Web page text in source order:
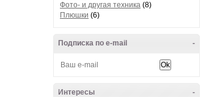
Фото- и другая техника (8)
Плюшки (6)
-
Подписка по e-mail
-
Интересы